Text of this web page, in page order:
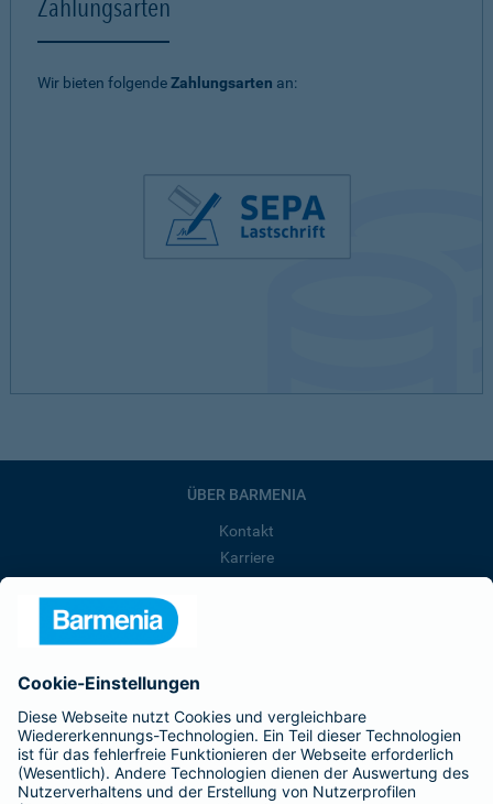
Zahlungsarten
Wir bieten folgendeZahlungsarten an:
ÜBER BARMENIA
Kontakt
Karriere
Barmenia ist Teil der BarmeniaGothaer
BELIEBTE SEITEN
Kranken-Zusatzversicherung
Tierversicherungen